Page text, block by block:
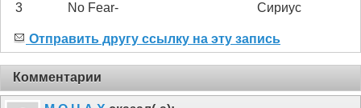
3
No Fear- Сириус
Отправить другу ссылку на эту запись
Комментарии